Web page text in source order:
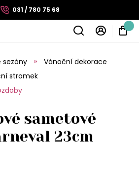
031 / 780 75 68
sezóny
Vánoční dekorace
stromek
sametové
23cm